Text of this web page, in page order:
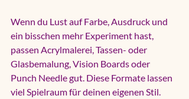
Wenn du Lust auf Farbe, Ausdruck und
ein bisschen mehr Experiment hast,
passen Acrylmalerei, Tassen- oder
Glasbemalung, Vision Boards oder
Punch Needle gut. Diese Formate lassen
viel Spielraum für deinen eigenen Stil.